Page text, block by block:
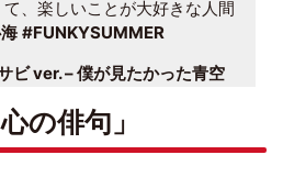
、楽しいことが大好きな人間
#FUNKYSUMMER
ビ ver. – 僕が見たかった青空
の俳句」